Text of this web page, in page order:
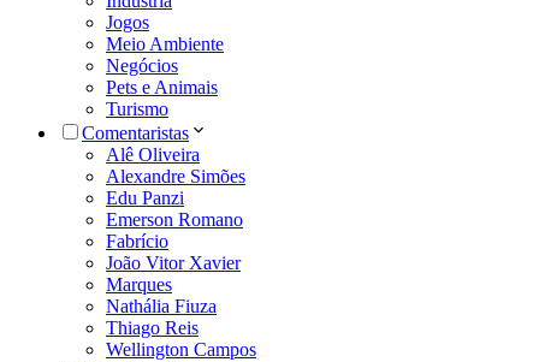
Jogos
Meio Ambiente
Negócios
Pets e Animais
Turismo
Comentaristas
Alê Oliveira
Alexandre Simões
Edu Panzi
Emerson Romano
Fabrício
João Vitor Xavier
Marques
Nathália Fiuza
Thiago Reis
Wellington Campos